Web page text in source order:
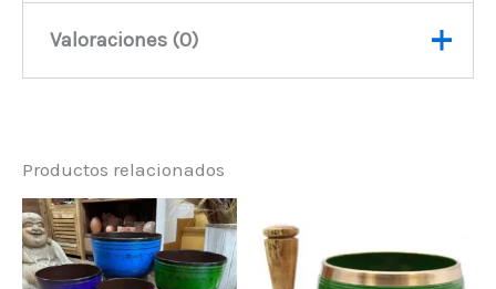
Peso
Valoraciones (0)
Sé el primero en valorar “Palo
de Madera – 14cm – Talla de
Buda”
Productos relacionados